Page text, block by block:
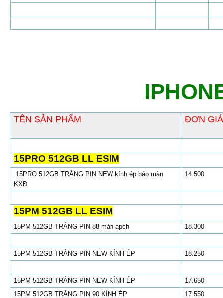
TÊN SẢN PHẨM ĐƠN GIÁ
15PRO 512GB LL ESIM
15PRO 512GB TRẮNG PIN NEW kính ép báo màn
KXĐ
14.500
15PM 512GB LL ESIM
15PM 512GB TRẮNG PIN 88 màn apch 18.300
15PM 512GB TRẮNG PIN NEW KÍNH ÉP 18.250
15PM 512GB TRẮNG PIN NEW KÍNH ÉP
17.650
15PM 512GB TRẮNG PIN 90 KÍNH ÉP
17.550